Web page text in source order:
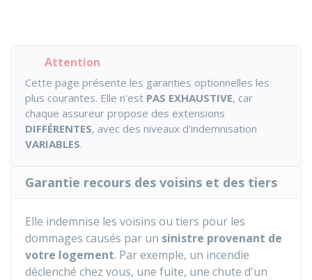
Attention
Cette page présente les garanties optionnelles les
plus courantes. Elle n'est PAS EXHAUSTIVE, car
chaque assureur propose des extensions
DIFFÉRENTES, avec des niveaux d'indemnisation
VARIABLES.
Garantie recours des voisins et des tiers
Elle indemnise les voisins ou tiers pour les
dommages causés par un sinistre provenant de
votre logement. Par exemple, un incendie
déclenché chez vous, une fuite, une chute d'un